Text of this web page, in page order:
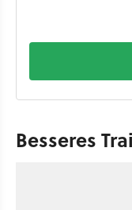
Besseres